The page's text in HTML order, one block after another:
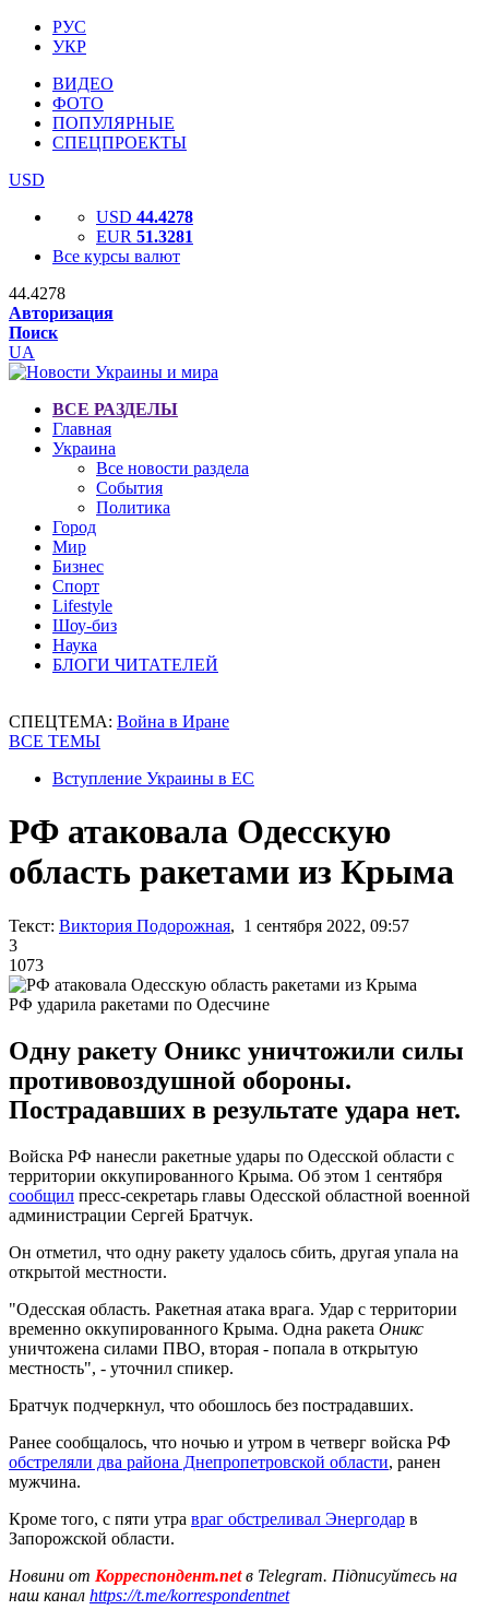
РУС
УКР
ВИДЕО
ФОТО
ПОПУЛЯРНЫЕ
СПЕЦПРОЕКТЫ
USD
USD 44.4278
EUR 51.3281
Все курсы валют
44.4278
Авторизация
Поиск
UA
ВСЕ РАЗДЕЛЫ
Главная
Украина
Все новости раздела
События
Политика
Город
Мир
Бизнес
Спорт
Lifestyle
Шоу-биз
Наука
БЛОГИ ЧИТАТЕЛЕЙ
СПЕЦТЕМА: Война в Иране
ВСЕ ТЕМЫ
Вступление Украины в ЕС
РФ атаковала Одесскую
область ракетами из Крыма
Текст: Виктория Подорожная, 1 сентября 2022, 09:57
3
1073
РФ ударила ракетами по Одесчине
Одну ракету Оникс уничтожили силы
противовоздушной обороны.
Пострадавших в результате удара нет.
Войска РФ нанесли ракетные удары по Одесской области с
территории оккупированного Крыма. Об этом 1 сентября
сообщил пресс-секретарь главы Одесской областной военной
администрации Сергей Братчук.
Он отметил, что одну ракету удалось сбить, другая упала на
открытой местности.
"Одесская область. Ракетная атака врага. Удар с территории
временно оккупированного Крыма. Одна ракета Оникс
уничтожена силами ПВО, вторая - попала в открытую
местность", - уточнил спикер.
Братчук подчеркнул, что обошлось без пострадавших.
Ранее сообщалось, что ночью и утром в четверг войска РФ
обстреляли два района Днепропетровской области, ранен
мужчина.
Кроме того, с пяти утра враг обстреливал Энергодар в
Запорожской области.
Новини от Корреспондент.netв Telegram. Підписуйтесь на
наш канал https://t.me/korrespondentnet